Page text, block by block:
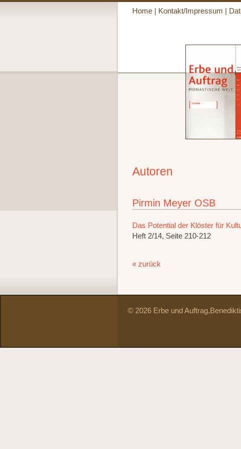
Home| Kontakt/Impressum
Autoren
Pirmin Meyer OSB
Das Potential der Klöster für
Heft 2/14, Seite 210-212
« zurück
© 2026 Erbe und Auftrag,